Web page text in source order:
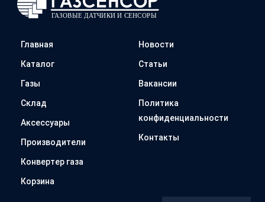
Главная
Каталог
Газы
Склад
Аксессуары
Производители
Конвертер газа
Корзина
Новости
Статьи
Вакансии
Политика
конфиденциальности
Контакты